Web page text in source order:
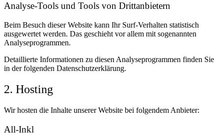
Analyse-Tools und Tools von Dritt­anbietern
Beim Besuch dieser Website kann Ihr Surf-Verhalten statistisch
ausgewertet werden. Das geschieht vor allem mit sogenannten
Analyseprogrammen.
Detaillierte Informationen zu diesen Analyseprogrammen finden Sie
in der folgenden Datenschutzerklärung.
2. Hosting
Wir hosten die Inhalte unserer Website bei folgendem Anbieter:
All-Inkl